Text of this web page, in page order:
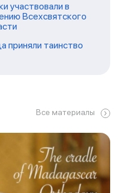
участвовали в
Всехсвятского
приняли таинство
Все материалы